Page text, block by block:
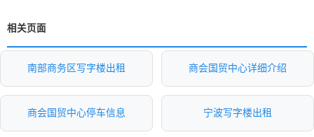
相关页面
南部商务区写字楼出租 商会国贸中心详细介绍
商会国贸中心停车信息 宁波写字楼出租